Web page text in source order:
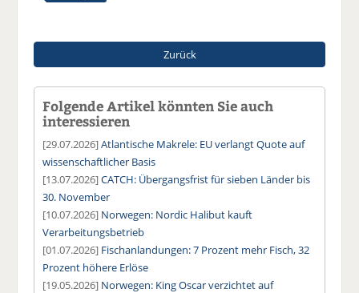
Zurück
Folgende Artikel könnten Sie auch
interessieren
[29.07.2026]Atlantische Makrele: EU verlangt Quote auf
wissenschaftlicher Basis
[13.07.2026]CATCH: Übergangsfrist für sieben Länder bis
30. November
[10.07.2026] Norwegen: Nordic Halibut kauft
Verarbeitungsbetrieb
[01.07.2026] Fischanlandungen: 7 Prozent mehr Fisch, 32
Prozent höhere Erlöse
[19.05.2026] Norwegen: King Oscar verzichtet auf